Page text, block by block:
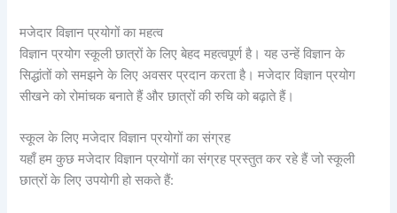
मजेदार विज्ञान प्रयोगों का महत्व
विज्ञान प्रयोग स्कूली छात्रों के लिए बेहद महत्वपूर्ण है। यह उन्हें विज्ञान के
सिद्धांतों को समझने के लिए अवसर प्रदान करता है। मजेदार विज्ञान प्रयोग
सीखने को रोमांचक बनाते हैं और छात्रों की रुचि को बढ़ाते हैं।
स्कूल के लिए मजेदार विज्ञान प्रयोगों का संग्रह
यहाँ हम कुछ मजेदार विज्ञान प्रयोगों का संग्रह प्रस्तुत कर रहे हैं जो स्कूली
छात्रों के लिए उपयोगी हो सकते हैं: